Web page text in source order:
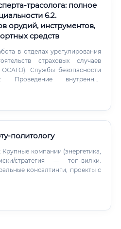
трасолога: полное
6.2.
орудий, инструментов,
средств
в отделах урегулирования
страховых случаев
Службы безопасности
Проведение внутренних
и адвокатские конторы: В
политологу
стратегия — топ‑вилки.
консалтинги, проекты с